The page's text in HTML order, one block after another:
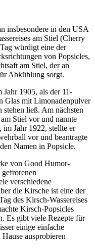
insbesondere in den USA
am Stiel (Cherry
würdigt eine der
von Popsicles,
am Stiel, der an
Abkühlung sorgt.
Jahr 1905, als der 11-
Glas mit Limonadenpulver
ließ. Am nächsten
Stiel vor und nannte
im Jahr 1922, stellte er
vor und beantragte
Namen in Popsicle.
von Good Humor-
verschiedene
die Kirsche ist eine der
des Kirsch-Wassereises
Kirsch-Popsicles
Es gibt viele Rezepte für
einige einfache
ausprobieren